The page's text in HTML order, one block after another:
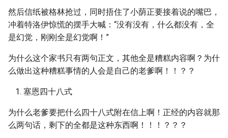
然后信纸被格林抢过，同时捂住了小荫正要接着说的嘴巴，
冲着特洛伊惊慌的摆手大喊：“没有没有，什么都没有，全
是幻觉，刚刚全是幻觉啊！”
为什么这个家书只有两句正文，其他全是糟糕内容啊？为什
么做出这种糟糕事情的人会是自己的老爹啊！！？？
塞恩四十八式
为什么老爹要把什么四十八式附在信上啊！正经的内容就那
么两句话，剩下的全都是这种东西啊！！！？？？